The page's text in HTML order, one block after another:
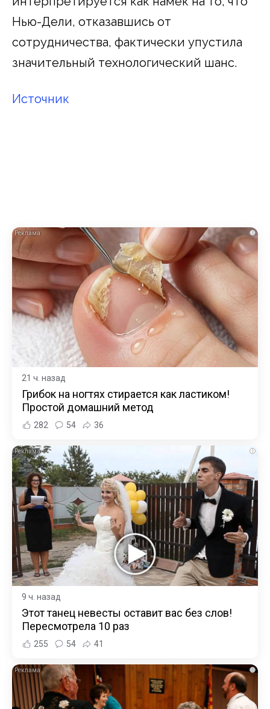
Нью-Дели, отказавшись от
сотрудничества, фактически упустила
значительный технологический шанс.
Источник
i
21 ч. назад
Грибок на ногтях стирается как ластиком!
Простой домашний метод
282 54 36
i
9 ч. назад
Этот танец невесты оставит вас без слов!
Пересмотрела 10 раз
255 54 41
i